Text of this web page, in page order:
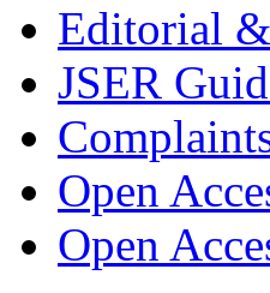
Editorial
JSER
Open
Open